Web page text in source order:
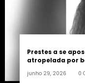
Prestes a se
atropelada por
junho 29, 2026 0